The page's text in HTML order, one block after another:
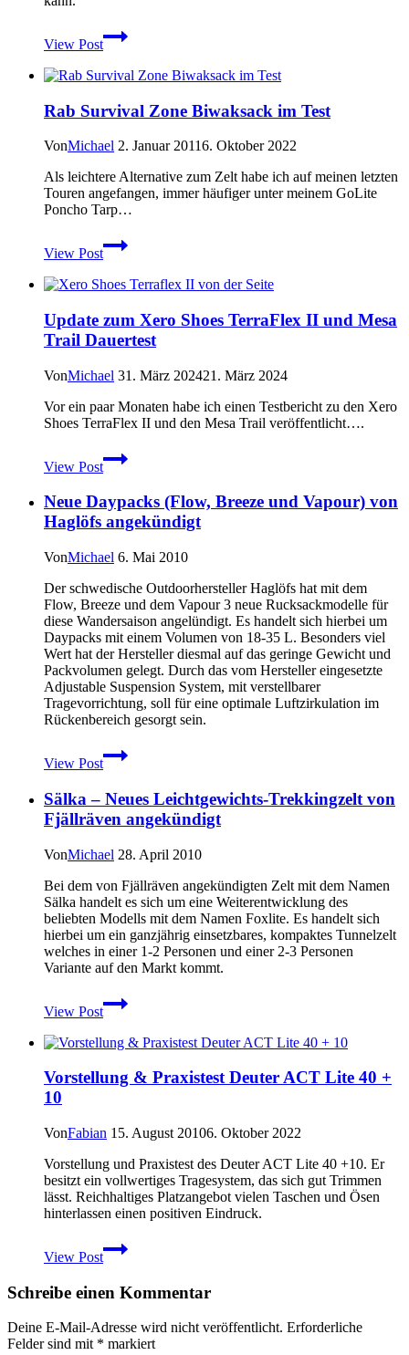
View Post
Kostenlose
Topokarten
Neuseeland
Rab Survival Zone Biwaksack im Test
VonMichael 2. Januar 20116. Oktober 2022
Als leichtere Alternative zum Zelt habe ich auf meinen letzten
Touren angefangen, immer häufiger unter meinem GoLite
Poncho Tarp…
View Post
Rab
Survival
Biwaksack
Test
Update zum Xero Shoes TerraFlex II und Mesa
Trail Dauertest
VonMichael 31. März 202421. März 2024
Vor ein paar Monaten habe ich einen Testbericht zu den Xero
Shoes TerraFlex II und den Mesa Trail veröffentlicht….
View Post
Update
zum
Shoes
TerraFlex
und
Mesa
Trail
Dauertest
Neue Daypacks (Flow, Breeze und Vapour) von
Haglöfs angekündigt
VonMichael 6. Mai 2010
Der schwedische Outdoorhersteller Haglöfs hat mit dem
Flow, Breeze und dem Vapour 3 neue Rucksackmodelle für
diese Wandersaison angelündigt. Es handelt sich hierbei um
Daypacks mit einem Volumen von 18-35 L. Besonders viel
Wert hat der Hersteller diesmal auf das geringe Gewicht und
Packvolumen gelegt. Durch das vom Hersteller eingesetzte
Adjustable Suspension System, mit verstellbarer
Tragevorrichtung, soll für eine optimale Luftzirkulation im
Rückenbereich gesorgt sein.
View Post
Neue
Daypacks
Breeze
und
Vapour)
von
Haglöfs
angekündigt
Sälka – Neues Leichtgewichts-Trekkingzelt von
Fjällräven angekündigt
VonMichael 28. April 2010
Bei dem von Fjällräven angekündigten Zelt mit dem Namen
Sälka handelt es sich um eine Weiterentwicklung des
beliebten Modells mit dem Namen Foxlite. Es handelt sich
hierbei um ein ganzjährig einsetzbares, kompaktes Tunnelzelt
welches in einer 1-2 Personen und einer 2-3 Personen
Variante auf den Markt kommt.
View Post
Sälka
–
Leichtgewichts-
von
Vorstellung & Praxistest Deuter ACT Lite 40 +
10
VonFabian 15. August 20106. Oktober 2022
Vorstellung und Praxistest des Deuter ACT Lite 40 +10. Er
besitzt ein vollwertiges Tragesystem, das sich gut Trimmen
lässt. Reichhaltiges Platzangebot vielen Taschen und Ösen
hinterlassen einen positiven Eindruck.
View Post
Vorstellung
&
Deuter
Lite
40
Schreibe einen Kommentar
Deine E-Mail-Adresse wird nicht veröffentlicht. Erforderliche
Felder sind mit * markiert